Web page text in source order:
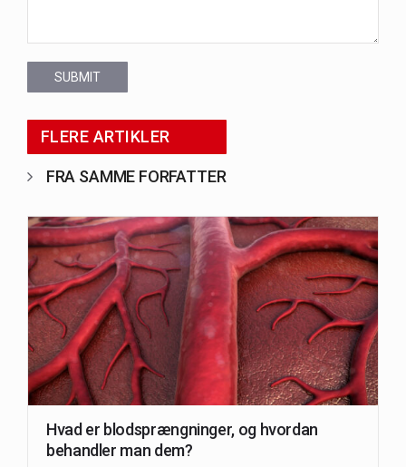
SUBMIT
FLERE ARTIKLER
FRA SAMME FORFATTER
Hvad er blodsprængninger, og hvordan
behandler man dem?